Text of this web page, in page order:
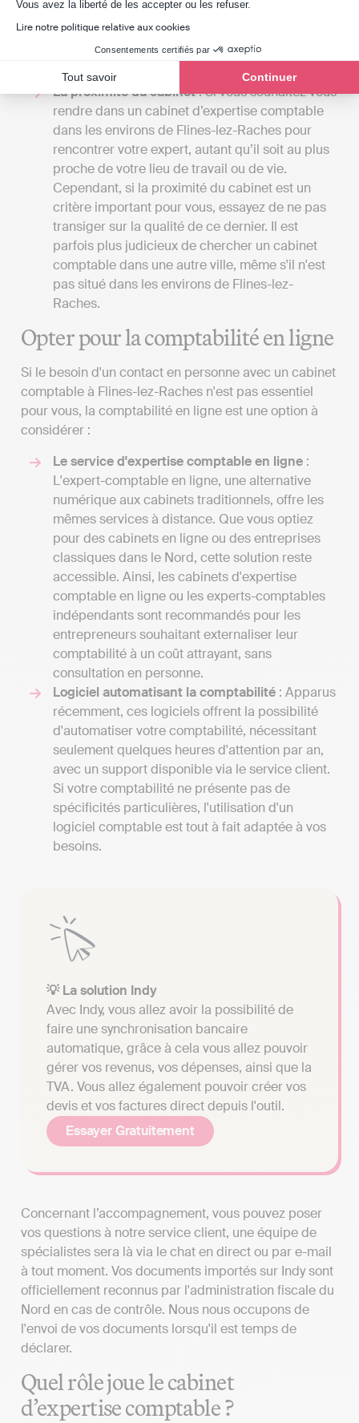
Vous avez la liberté de les accepter ou les refuser.
Lire notre politique relative aux cookies
Consentements certifiés par
Tout savoir Continuer
gestion de leur comptabilité, tandis que l'expert
comptable réalise toutes les démarches pour le
La proximité du cabinet: Si vous souhaitez vous
rendre dans un cabinet d’expertise comptable
dans les environs de Flines-lez-Raches pour
rencontrer votre expert, autant qu’il soit au plus
proche de votre lieu de travail ou de vie.
Cependant, si la proximité du cabinet est un
critère important pour vous, essayez de ne pas
transiger sur la qualité de ce dernier. Il est
parfois plus judicieux de chercher un cabinet
comptable dans une autre ville, même s'il n'est
pas situé dans les environs de Flines-lez-
Raches.
Opter pour la comptabilité en ligne
Si le besoin d'un contact en personne avec un cabinet
comptable à Flines-lez-Raches n'est pas essentiel
pour vous, la comptabilité en ligne est une option à
considérer :
Le service d'expertise comptable en ligne :
L'expert-comptable en ligne, une alternative
numérique aux cabinets traditionnels, offre les
mêmes services à distance. Que vous optiez
pour des cabinets en ligne ou des entreprises
classiques dans le Nord, cette solution reste
accessible. Ainsi, les cabinets d'expertise
comptable en ligne ou les experts-comptables
indépendants sont recommandés pour les
entrepreneurs souhaitant externaliser leur
comptabilité à un coût attrayant, sans
consultation en personne.
Logiciel automatisant la comptabilité : Apparus
récemment, ces logiciels offrent la possibilité
d'automatiser votre comptabilité, nécessitant
seulement quelques heures d'attention par an,
avec un support disponible via le service client.
Si votre comptabilité ne présente pas de
spécificités particulières, l'utilisation d'un
logiciel comptable est tout à fait adaptée à vos
besoins.
💡 La solution Indy
Avec Indy, vous allez avoir la possibilité de
faire une synchronisation bancaire
automatique, grâce à cela vous allez pouvoir
gérer vos revenus, vos dépenses, ainsi que la
TVA. Vous allez également pouvoir créer vos
devis et vos factures direct depuis l'outil.
Essayer Gratuitement
Concernant l’accompagnement, vous pouvez poser
vos questions à notre service client, une équipe de
spécialistes sera là via le chat en direct ou par e-mail
à tout moment. Vos documents importés sur Indy sont
officiellement reconnus par l'administration fiscale du
Nord en cas de contrôle. Nous nous occupons de
l'envoi de vos documents lorsqu'il est temps de
déclarer.
Quel rôle joue le cabinet
d’expertise comptable ?